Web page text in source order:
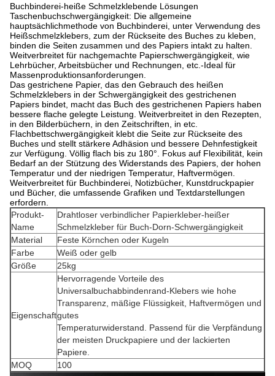
Buchbinderei-heiße Schmelzklebende Lösungen
Taschenbuchschwergängigkeit: Die allgemeine
hauptsächlichmethode von Buchbinderei, unter Verwendung des
Heißschmelzklebers, zum der Rückseite des Buches zu kleben,
binden die Seiten zusammen und des Papiers intakt zu halten.
Weitverbreitet für nachgemachte Papierschwergängigkeit, wie
Lehrbücher, Arbeitsbücher und Rechnungen, etc.-Ideal für
Massenproduktionsanforderungen.
Das gestrichene Papier, das den Gebrauch des heißen
Schmelzklebers in der Schwergängigkeit des gestrichenen
Papiers bindet, macht das Buch des gestrichenen Papiers haben
bessere flache gelegte Leistung. Weitverbreitet in den Rezepten,
in den Bilderbüchern, in den Zeitschriften, in etc.
Flachbettschwergängigkeit klebt die Seite zur Rückseite des
Buches und stellt stärkere Adhäsion und bessere Dehnfestigkeit
zur Verfügung. Völlig flach bis zu 180°. Fokus auf Flexibilität, kein
Bedarf an der Stützung des Widerstands des Papiers, der hohen
Temperatur und der niedrigen Temperatur, Haftvermögen.
Weitverbreitet für Buchbinderei, Notizbücher, Kunstdruckpapier
und Bücher, die umfassende Grafiken und Textdarstellungen
erfordern.
Produkt-
Name
Drahtloser verbindlicher Papierkleber-heißer
Schmelzkleber für Buch-Dorn-Schwergängigkeit
Material
Feste Körnchen oder Kugeln
Farbe
Weiß oder gelb
Größe
25kg
Eigenschaft
Hervorragende Vorteile des
Universalbuchabbindenrand-Klebers wie hohe
Transparenz, mäßige Flüssigkeit, Haftvermögen und
gutes
Temperaturwiderstand. Passend für die Verpfändung
der meisten Druckpapiere und der lackierten
Papiere.
MOQ
100